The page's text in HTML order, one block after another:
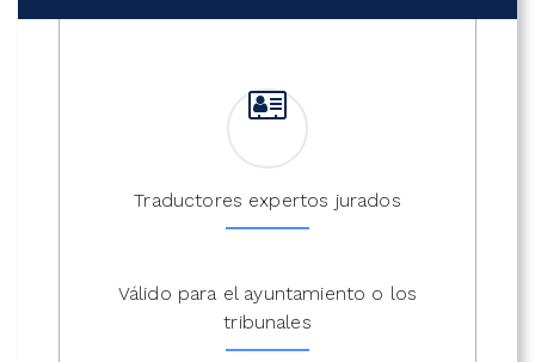
Traductores expertos jurados
Válido para el ayuntamiento o los
tribunales